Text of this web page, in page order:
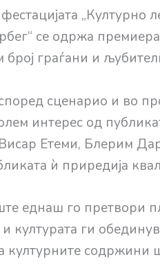
„Културно
се одржа
број граѓани и
сценарио и во
интерес од
Етеми, Блерим
ѝ приредија
еднаш го претвори
културата ги
културните содржини